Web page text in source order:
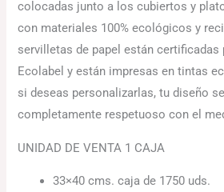
colocadas junto a los cubiertos y
con materiales 100% ecológicos y
servilletas de papel están certificadas
Ecolabel y están impresas en tintas
si deseas personalizarlas, tu diseño
completamente respetuoso con el
UNIDAD DE VENTA 1 CAJA
33×40 cms. caja de 1750 uds.